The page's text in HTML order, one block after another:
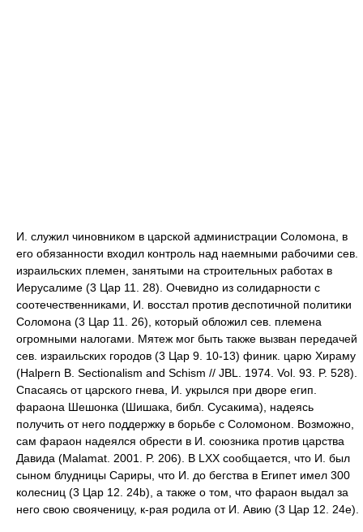
И. служил чиновником в царской администрации Соломона, в
его обязанности входил контроль над наемными рабочими сев.
израильских племен, занятыми на строительных работах в
Иерусалиме (3 Цар 11. 28). Очевидно из солидарности с
соотечественниками, И. восстал против деспотичной политики
Соломона (3 Цар 11. 26), который обложил сев. племена
огромными налогами. Мятеж мог быть также вызван передачей
сев. израильских городов (3 Цар 9. 10-13) финик. царю Хираму
(Halpern B. Sectionalism and Schism // JBL. 1974. Vol. 93. P. 528).
Спасаясь от царского гнева, И. укрылся при дворе егип.
фараона Шешонка (Шишака, библ. Сусакима), надеясь
получить от него поддержку в борьбе с Соломоном. Возможно,
сам фараон надеялся обрести в И. союзника против царства
Давида (Malamat. 2001. P. 206). В LXX сообщается, что И. был
сыном блудницы Сариры, что И. до бегства в Египет имел 300
колесниц (3 Цар 12. 24b), а также о том, что фараон выдал за
него свою свояченицу, к-рая родила от И. Авию (3 Цар 12. 24е).